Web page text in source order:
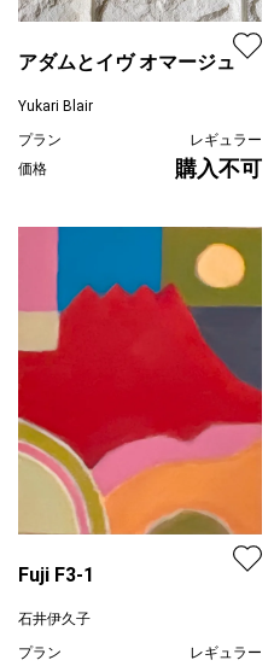
アダムとイヴ オマージュ
Yukari Blair
プラン
レギュラー
価格
購入不可
Fuji F3-1
石井伊久子
プラン
レギュラー